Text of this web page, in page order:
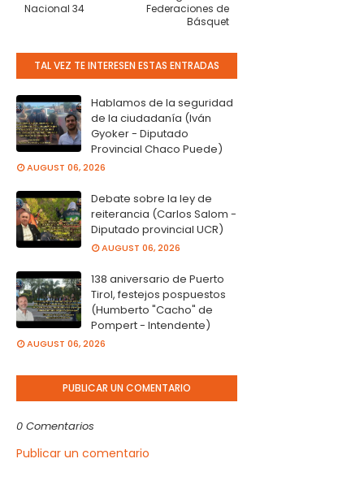
Federaciones de
Básquet
Nacional 34
TAL VEZ TE INTERESEN ESTAS ENTRADAS
Hablamos de la seguridad
de la ciudadanía (Iván
Gyoker - Diputado
Provincial Chaco Puede)
AUGUST 06, 2026
Debate sobre la ley de
reiterancia (Carlos Salom -
Diputado provincial UCR)
AUGUST 06, 2026
138 aniversario de Puerto
Tirol, festejos pospuestos
(Humberto "Cacho" de
Pompert - Intendente)
AUGUST 06, 2026
PUBLICAR UN COMENTARIO
0 Comentarios
Publicar un comentario